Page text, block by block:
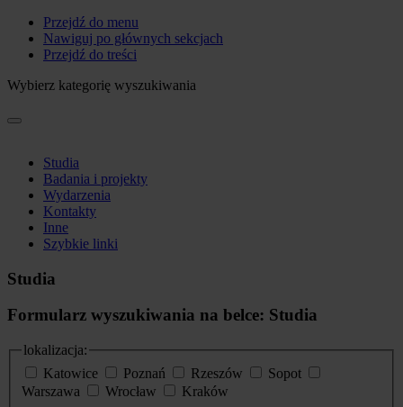
Przejdź do menu
Nawiguj po głównych sekcjach
Przejdź do treści
Wybierz kategorię wyszukiwania
Studia
Badania i projekty
Wydarzenia
Kontakty
Inne
Szybkie linki
Studia
Formularz wyszukiwania na belce: Studia
lokalizacja:
Katowice
Poznań Rzeszów
Sopot
Warszawa
Wrocław
Kraków